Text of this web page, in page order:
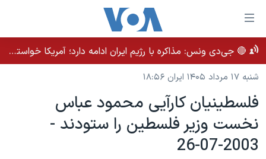
لینکهای
قابل
دسترسی
جهش
محتوای
اصلی
جهش
خانه
نسخه سبک وب‌سایت
موضوع ها
ایران
آمریکا
برنامه های تلویزیونی
جدول برنامه ها
🔴 جی‌دی ونس: مذاکره با رژیم ایران ادامه دارد؛ آمریکا خواستار بهبود روابط بلندمدت است
شنبه ۱۷ مرداد ۱۴۰۵ ایران ۱۸:۵۶
فلسطينيان کارآيی محمود عباس
نخست وزير فلسطين را ستودند -
2003-07-26